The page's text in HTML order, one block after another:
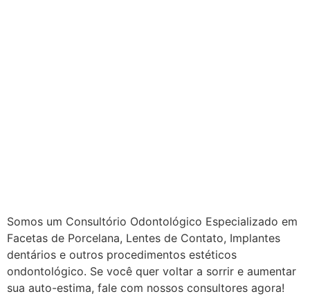
Somos um Consultório Odontológico Especializado em
Facetas de Porcelana, Lentes de Contato, Implantes
dentários e outros procedimentos estéticos
ondontológico. Se você quer voltar a sorrir e aumentar
sua auto-estima, fale com nossos consultores agora!